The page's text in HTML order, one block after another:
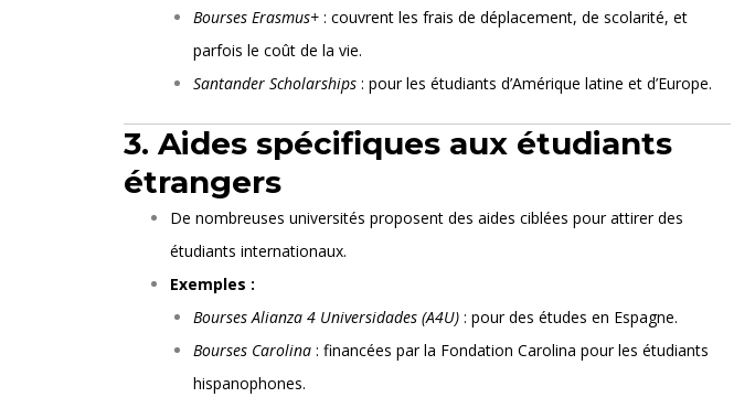
Bourses Erasmus+ : couvrent les frais de déplacement, de scolarité, et
parfois le coût de la vie.
Santander Scholarships : pour les étudiants d’Amérique latine et d’Europe.
3. Aides spécifiques aux étudiants
étrangers
De nombreuses universités proposent des aides ciblées pour attirer des
étudiants internationaux.
Exemples :
Bourses Alianza 4 Universidades (A4U) : pour des études en Espagne.
Bourses Carolina : financées par la Fondation Carolina pour les étudiants
hispanophones.